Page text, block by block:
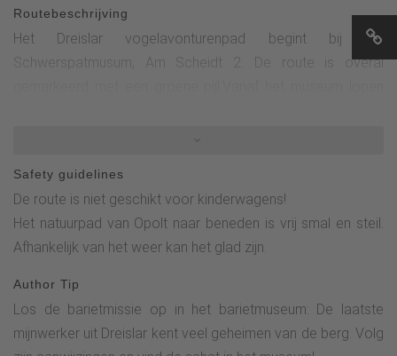
Routebeschrijving
Het Dreislar vogelavonturenpad begint bij het
Schwerspatmusum, Am Scheidt 2. De route is overal
verlaten van de rustplaats volgen we de groene pijl op de
D5 wandelroute en kort daarna komen we nog meer
stations tegen. Na ongeveer 1,4 kilometer wijst de groene
pijl ons naar rechts en bij de volgende splitsing weer naar
rechts (nog steeds D5). Uiteindelijk bereiken we de Opolt
met een prachtig uitzicht via een natuurlijk pad dat ons ook
door het bos leidt. Het negende vogelbelevingsstation
bevindt zich bij het kruis op de top. We dalen nu af via een
Safety guidelines
De route is niet geschikt voor kinderwagens!
Het natuurpad van Opolt naar beneden is vrij smal en steil.
Afhankelijk van het weer kan het glad zijn.
Author Tip
Los de barietmissie op in het barietmuseum: De laatste
mijnwerker uit Dreislar kent veel geheimen van de berg. Volg